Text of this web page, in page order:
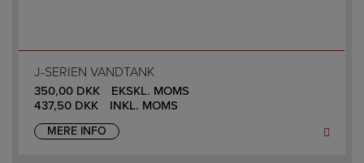
J-SERIEN VANDTANK
350,00 DKK
EKSKL. MOMS
437,50 DKK INKL. MOMS
MERE INFO